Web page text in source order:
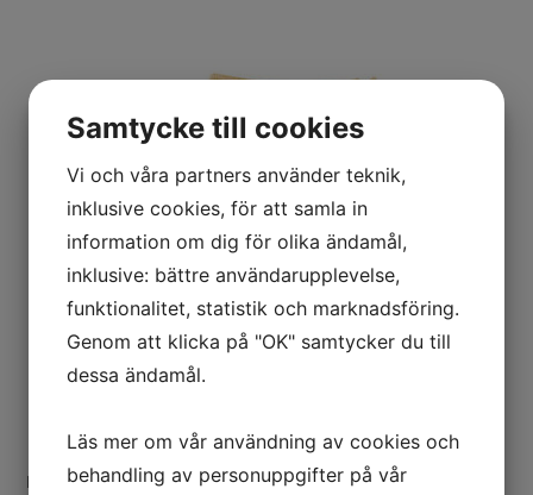
Hemstädning
Hemstädning är den mest efterfrågade tjänsten.
Samtycke till cookies
Vi och våra partners använder teknik,
inklusive cookies, för att samla in
information om dig för olika ändamål,
inklusive: bättre användarupplevelse,
funktionalitet, statistik och marknadsföring.
Genom att klicka på "OK" samtycker du till
dessa ändamål.
Läs mer om vår användning av cookies och
behandling av personuppgifter på vår